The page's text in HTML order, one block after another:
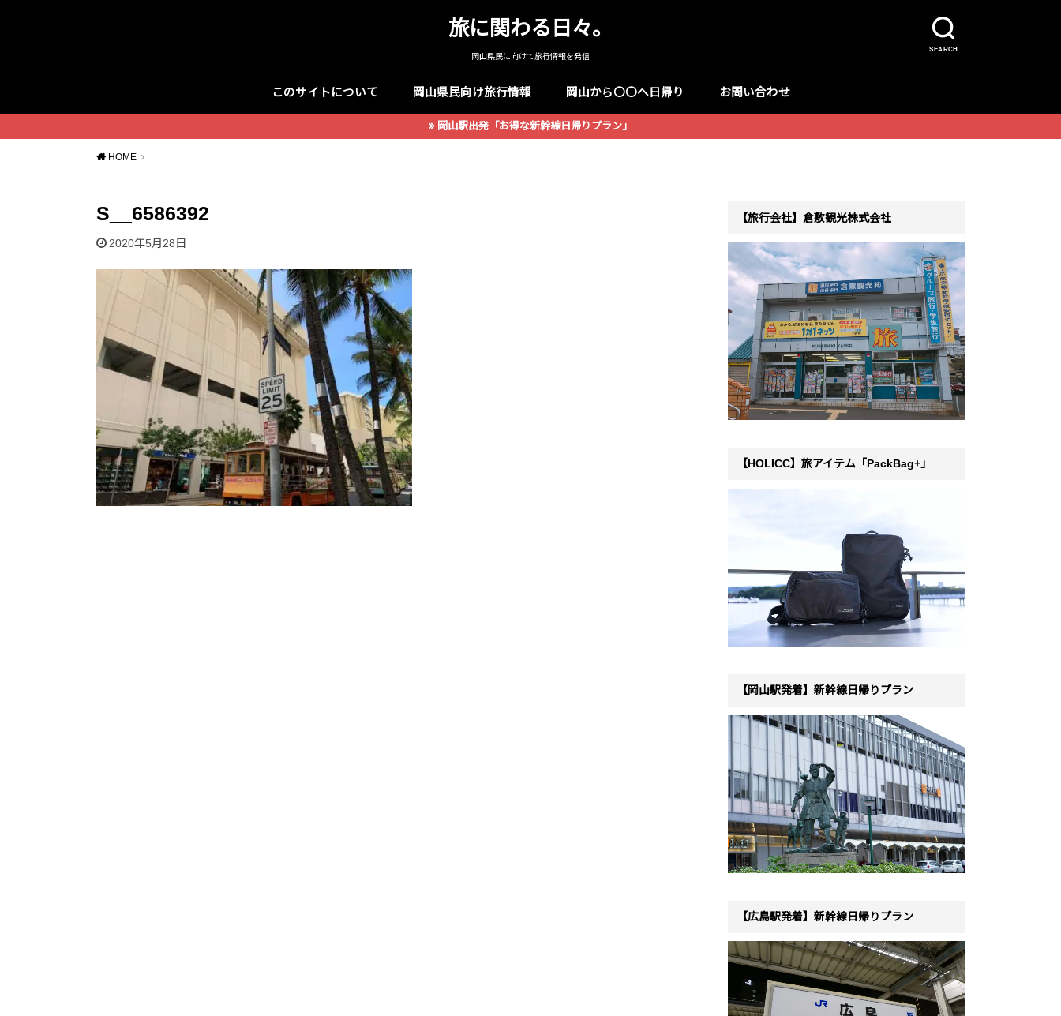
SEARCH
旅に関わる日々。
岡山県民に向けて旅行情報を発信
このサイトについて 岡山県民向け旅行情報 岡山から〇〇へ日帰り お問い合わせ
岡山駅出発「お得な新幹線日帰りプラン」
HOME
S__6586392
2020年5月28日
【旅行会社】倉敷観光株式会社
【HOLICC】旅アイテム「PackBag+」
【岡山駅発着】新幹線日帰りプラン
【広島駅発着】新幹線日帰りプラン